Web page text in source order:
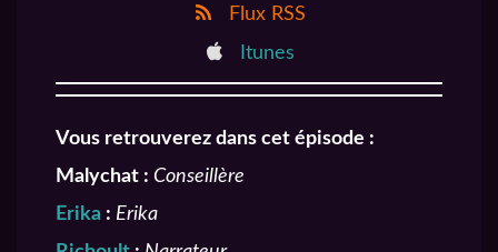
Flux RSS
Itunes
Vous retrouverez dans cet épisode :
Malychat : Conseillère
Erika : Erika